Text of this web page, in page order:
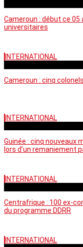
Cameroun : début ce
universitaires
INTERNATIONAL
Cameroun : cinq
INTERNATIONAL
Guinée : cinq nouveaux
lors d’un remaniement
INTERNATIONAL
Centrafrique : 100 ex-
du programme DDRR
INTERNATIONAL